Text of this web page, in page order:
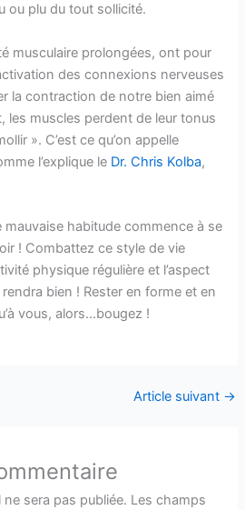
ou plu du tout sollicité.
musculaire prolongées, ont pour
des connexions nerveuses
la contraction de notre bien aimé
les muscles perdent de leur tonus
». C’est ce qu’on appelle
l’explique le Dr. Chris Kolba,
habitude commence à se
! Combattez ce style de vie
physique régulière et l’aspect
bien ! Rester en forme et en
vous, alors…bougez !
Article suivant →
sera pas publiée. Les champs